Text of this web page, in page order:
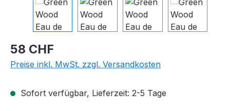
Regulärer Preis:
58 CHF
Preise inkl. MwSt. zzgl. Versandkosten
Sofort verfügbar, Lieferzeit: 2-5 Tage